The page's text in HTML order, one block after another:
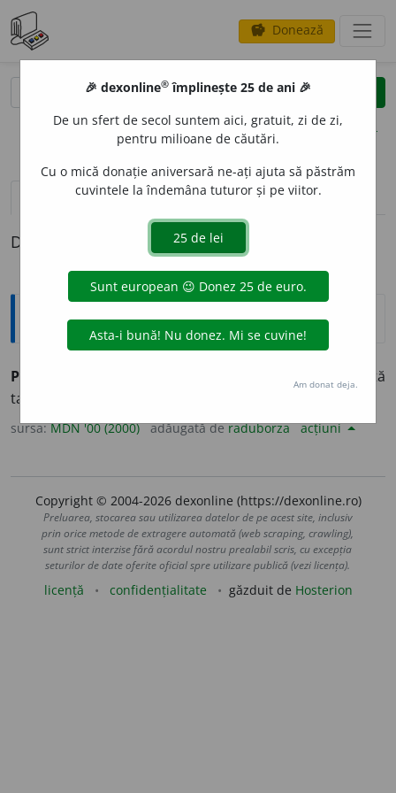
savings Donează
clear
opțiuni
definiții (1)
Definiția cu ID-ul 483180:
Explicative DEX
PLANTIGR
(mamifer) care calcă pe toată
talpa piciorului. (<
sursa:MDN '00 (2000) adăugată deraduborza acțiuni
Copyright © 2004-2026 dexonline (https://dexonline.ro)
Preluarea, stocarea sau utilizarea datelor de pe acest site, inclusiv
prin orice metode de extragere automată (web scraping, crawling),
sunt strict interzise fără acordul nostru prealabil scris, cu excepția
seturilor de date oferite oficial spre utilizare publică (vezi licența).
licență confidențialitate găzduit de Hosterion
🎉 dexonline® împlinește 25 de ani 🎉
De un sfert de secol suntem aici, gratuit, zi de zi,
pentru milioane de căutări.
Cu o mică donație aniversară ne-ați ajuta să păstrăm
cuvintele la îndemâna tuturor și pe viitor.
Am donat deja.